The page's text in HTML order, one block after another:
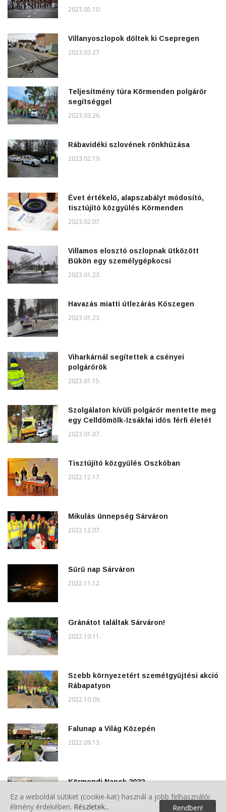
2023.05.10.
Villanyoszlopok dőltek ki Csepregen
2023.03.27.
Teljesítmény túra Körmenden polgárőr
segítséggel
2023.03.26.
Rábavidéki szlovének rönkhúzása
2023.02.19.
Évet értékelő, alapszabályt módosító,
tisztújító közgyűlés Körmenden
2023.02.07.
Villamos elosztó oszlopnak ütközött
Bükön egy személygépkocsi
2023.01.23.
Havazás miatti útlezárás Kőszegen
2023.01.23.
Viharkárnál segítettek a csényei
polgárőrök
2023.01.15.
Szolgálaton kívüli polgárőr mentette meg
egy Celldömölk-Izsákfai idős férfi életét
2023.01.07.
Tisztújító közgyűlés Oszkóban
2022.12.17.
Mikulás ünnepség Sárváron
2022.12.07.
Sűrű nap Sárváron
2022.11.12.
Gránátot találtak Sárváron!
2022.10.11.
Szebb környezetért szemétgyűjtési akció
Rábapatyon
2022.10.09.
Falunap a Világ Közepén
2022.09.13.
Körmendi Napok 2022
2022.08.25.
Ez a weboldal sütiket (cookie-kat) használ a jobb felhasználói
élmény érdekében. Részletek... Rendben!